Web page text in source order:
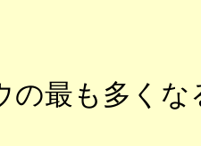
の最も多く